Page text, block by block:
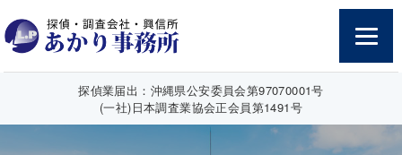
探偵業届出：沖縄県公安委員会第97070001号
(一社)日本調査業協会正会員第1491号